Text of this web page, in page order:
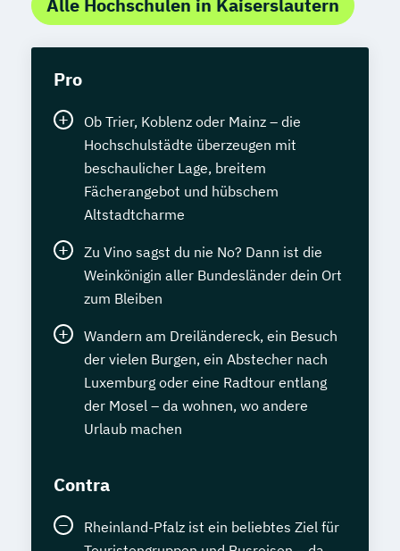
Alle Hochschulen in Kaiserslautern
Pro
Ob Trier, Koblenz oder Mainz – die
Hochschulstädte überzeugen mit
beschaulicher Lage, breitem
Fächerangebot und hübschem
Altstadtcharme
Zu Vino sagst du nie No? Dann ist die
Weinkönigin aller Bundesländer dein Ort
zum Bleiben
Wandern am Dreiländereck, ein Besuch
der vielen Burgen, ein Abstecher nach
Luxemburg oder eine Radtour entlang
der Mosel – da wohnen, wo andere
Urlaub machen
Contra
Rheinland-Pfalz ist ein beliebtes Ziel für